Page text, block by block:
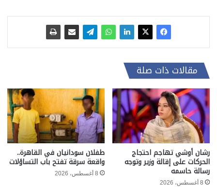
مقالات ذات صلة
رشان أوشي تهاجم احتجاج
الحركات على إقالة وزير وتوجه
رسالة حاسمه
8 أغسطس، 2026
طفلان سودانيان في القاهرة..
واقعة سرقة تفتح باب التساؤلات
8 أغسطس، 2026